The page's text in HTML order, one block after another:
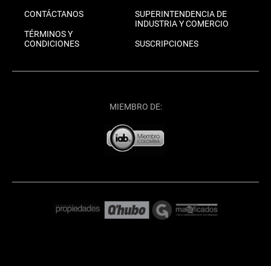
CONTÁCTANOS
TÉRMINOS Y
CONDICIONES
SUPERINTENDENCIA DE
INDUSTRIA Y COMERCIO
SUSCRIPCIONES
MIEMBRO DE: